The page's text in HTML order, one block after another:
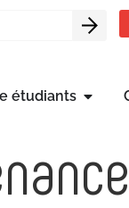
étudiants